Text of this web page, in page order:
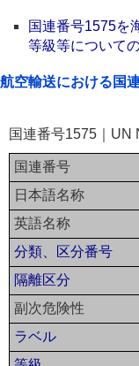
国連番号1575を
等級等について
航空輸送における国
国連番号1575｜UN
国連番号
日本語名称
英語名称
分類、区分番号
隔離区分
副次危険性
ラベル